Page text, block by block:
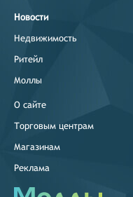
Новости
Недвижимость
Ритейл
Моллы
О сайте
Торговым центрам
Магазинам
Реклама